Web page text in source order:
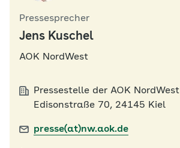
Pressesprecher
Jens Kuschel
AOK NordWest
Pressestelle der AOK NordWest
Edisonstraße 70, 24145 Kiel
presse(at)nw.aok.de